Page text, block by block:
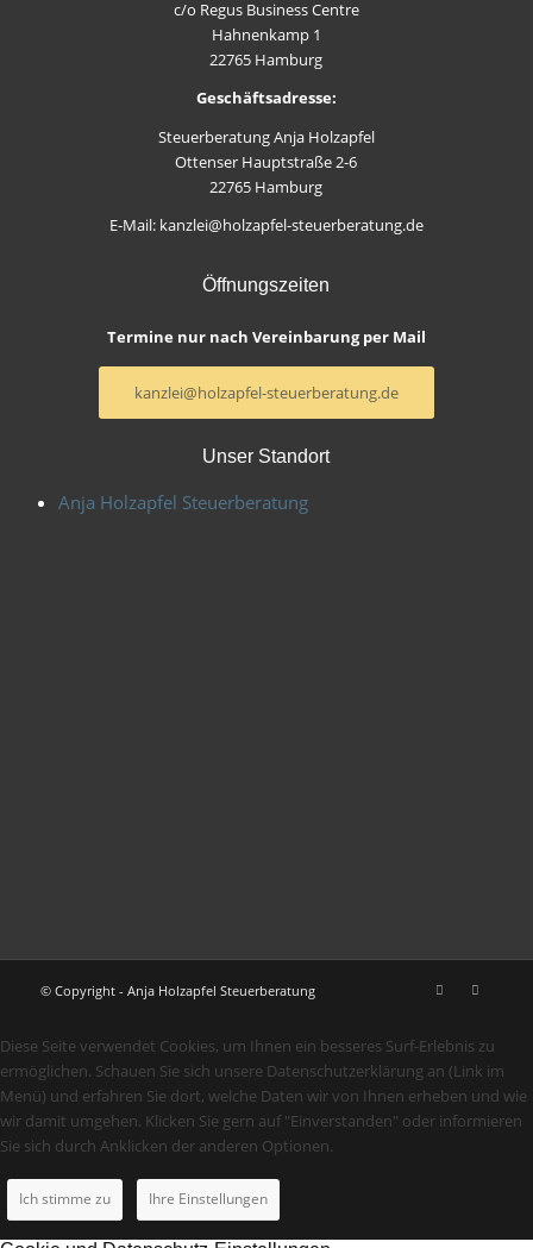
c/o Regus Business Centre
Hahnenkamp 1
22765 Hamburg
Geschäftsadresse:
Steuerberatung Anja Holzapfel
Ottenser Hauptstraße 2-6
22765 Hamburg
E-Mail: kanzlei@holzapfel-steuerberatung.de
Öffnungszeiten
Termine nur nach Vereinbarung per Mail
kanzlei@holzapfel-steuerberatung.de
Unser Standort
Anja Holzapfel Steuerberatung
© Copyright - Anja Holzapfel Steuerberatung
Diese Seite verwendet Cookies, um Ihnen ein besseres Surf-Erlebnis zu
ermöglichen. Schauen Sie sich unsere Datenschutzerklärung an (Link im
Menü) und erfahren Sie dort, welche Daten wir von Ihnen erheben und wie
wir damit umgehen. Klicken Sie gern auf "Einverstanden" oder informieren
Sie sich durch Anklicken der anderen Optionen.
Ich stimme zu Ihre Einstellungen